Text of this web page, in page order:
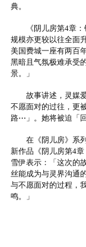
典。
《阴儿房第4章：
规模亦更较以往全面
美国费城一座有两百
黑暗且气氛极难承受
景。」
故事讲述，灵媒爱
不愿面对的过往，更
路⋯」。她将被迫「
在《阴儿房》系列
新作品《阴儿房第4
雪伊表示：「这次的
丝能成为与灵界沟通
与不愿面对的过程，
鸣。」